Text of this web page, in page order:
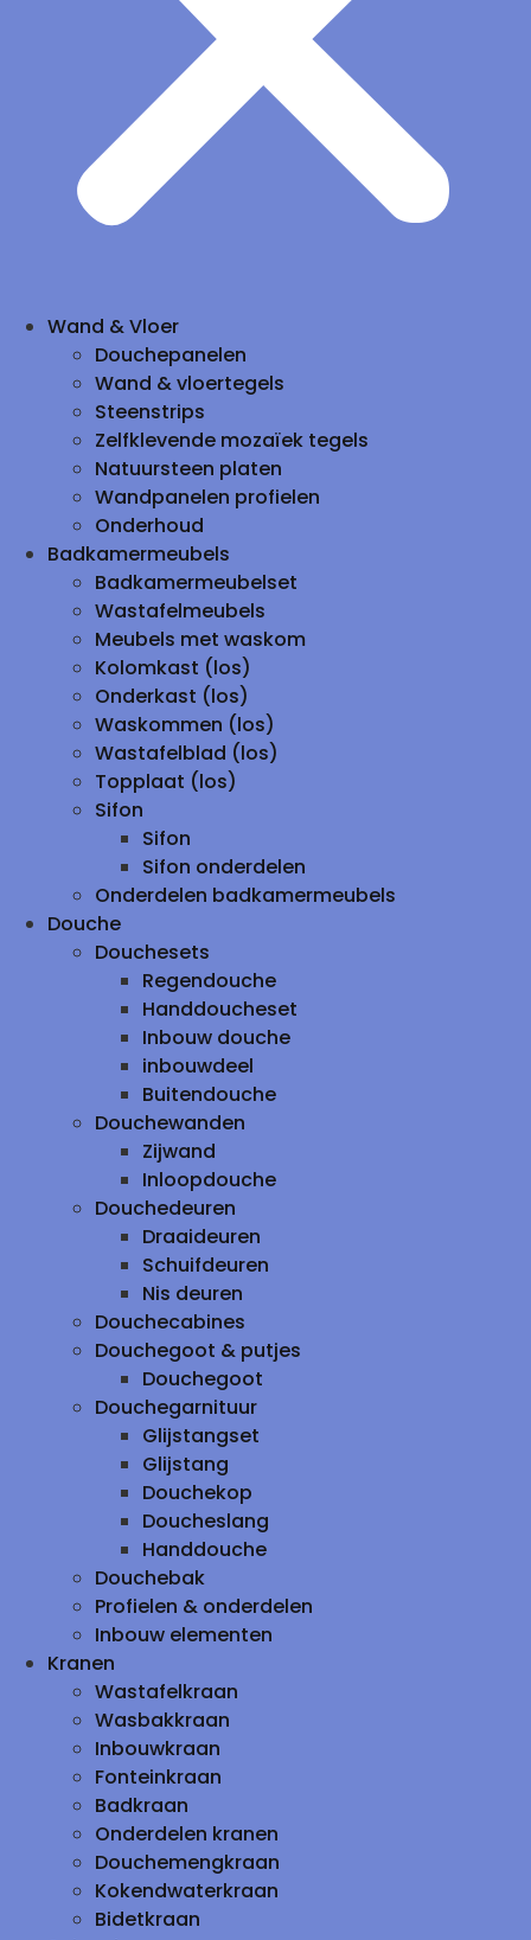
Wand & Vloer
Douchepanelen
Wand & vloertegels
Steenstrips
Zelfklevende mozaïek tegels
Natuursteen platen
Wandpanelen profielen
Onderhoud
Badkamermeubels
Badkamermeubelset
Wastafelmeubels
Meubels met waskom
Kolomkast (los)
Onderkast (los)
Waskommen (los)
Wastafelblad (los)
Topplaat (los)
Sifon
Sifon
Sifon onderdelen
Onderdelen badkamermeubels
Douche
Douchesets
Regendouche
Handdoucheset
Inbouw douche
inbouwdeel
Buitendouche
Douchewanden
Zijwand
Inloopdouche
Douchedeuren
Draaideuren
Schuifdeuren
Nis deuren
Douchecabines
Douchegoot & putjes
Douchegoot
Douchegarnituur
Glijstangset
Glijstang
Douchekop
Doucheslang
Handdouche
Douchebak
Profielen & onderdelen
Inbouw elementen
Kranen
Wastafelkraan
Wasbakkraan
Inbouwkraan
Fonteinkraan
Badkraan
Onderdelen kranen
Douchemengkraan
Kokendwaterkraan
Bidetkraan